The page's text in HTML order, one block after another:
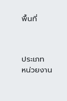
พื้นที่
ประเภท
หน่วยงาน